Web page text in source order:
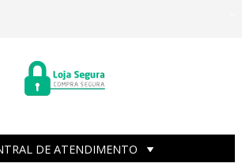
DE ATENDIMENTO